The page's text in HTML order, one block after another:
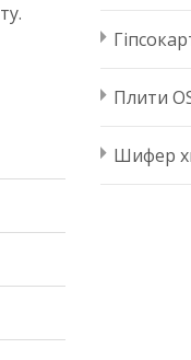
Плити
Шифер